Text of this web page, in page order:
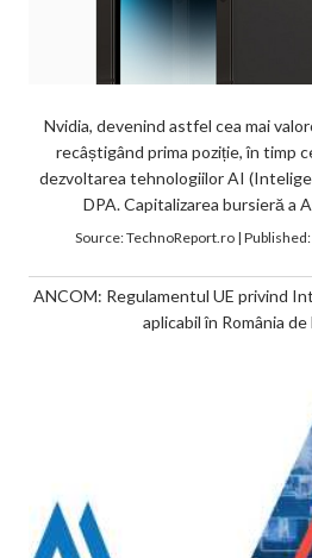
Nvidia, devenind astfel cea mai
recâștigând prima poziție, în timp
dezvoltarea tehnologiilor AI
DPA. Capitalizarea bursieră a
Source:TechnoReport.ro| Published:
ANCOM: Regulamentul UE privind
aplicabil în România